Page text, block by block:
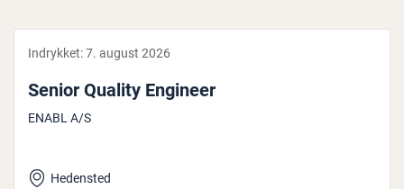
Indrykket:7. august 2026
Senior Quality Engineer
ENABL A/S
Hedensted